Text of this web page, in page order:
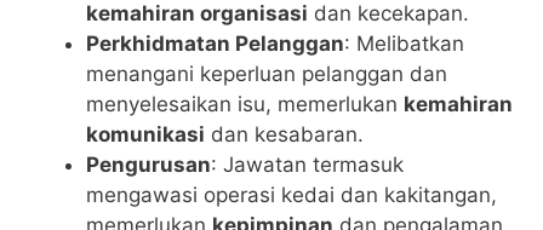
kemahiran organisasi dan kecekapan.
Perkhidmatan Pelanggan: Melibatkan
menangani keperluan pelanggan dan
menyelesaikan isu, memerlukan kemahiran
komunikasi dan kesabaran.
Pengurusan: Jawatan termasuk
mengawasi operasi kedai dan kakitangan,
memerlukan kepimpinan dan pengalaman